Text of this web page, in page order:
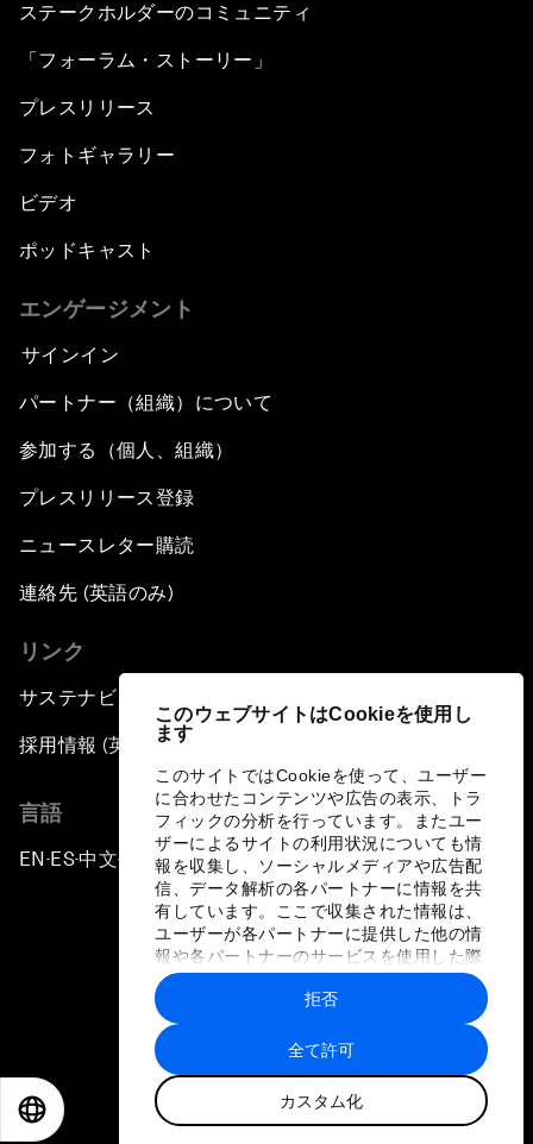
このウェブサイトはCookieを使用し
ます
このサイトではCookieを使って、ユーザー
に合わせたコンテンツや広告の表示、トラ
フィックの分析を行っています。またユー
ザーによるサイトの利用状況についても情
報を収集し、ソーシャルメディアや広告配
信、データ解析の各パートナーに情報を共
有しています。ここで収集された情報は、
ユーザーが各パートナーに提供した他の情
報や各パートナーのサービスを使用した際
に収集された情報と組み合わされ、各パー
トナーによって使用されることがありま
す。
全て許可
カスタム化
拒否
ステークホルダーのコミュニティ
「フォーラム・ストーリー」
プレスリリース
フォトギャラリー
ビデオ
ポッドキャスト
エンゲージメント
サインイン
パートナー（組織）について
参加する（個人、組織）
プレスリリース登録
ニュースレター購読
連絡先 (英語のみ)
リンク
サステナビリティへの取り組み
採用情報 (英語のみ)
言語
EN ▪ ES▪中文▪ 日本語
プライバシーポリシーと利用規約
サイトマップ
©
世界経済フォーラム